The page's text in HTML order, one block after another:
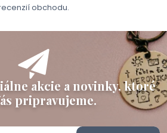
obchodu.
akcie a novinky, ktoré
pripravujeme.